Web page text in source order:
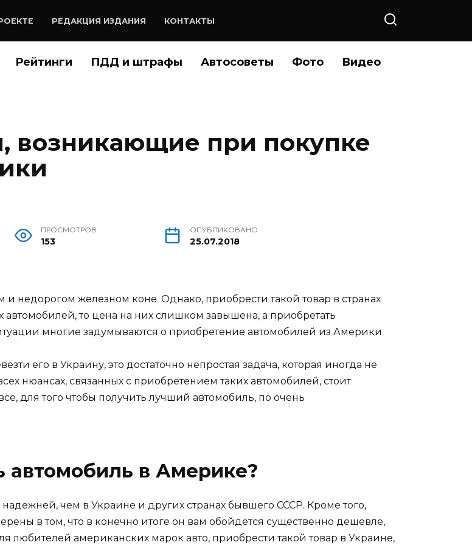
РЕДАКЦИЯ ИЗДАНИЯ КОНТАКТЫ
Рейтинги ПДД и штрафы Автосоветы Фото Видео
возникающие при покупке
ПРОСМОТРОВ
153
ОПУБЛИКОВАНО
25.07.2018
недорогом железном коне. Однако, приобрести такой товар в странах
автомобилей, то цена на них слишком завышена, а приобретать
многие задумываются о приобретение автомобилей из Америки.
его в Украину, это достаточно непростая задача, которая иногда не
нюансах, связанных с приобретением таких автомобилей, стоит
для того чтобы получить лучший автомобиль, по очень
автомобиль в Америке?
чем в Украине и других странах бывшего СССР. Кроме того,
в том, что в конечно итоге он вам обойдется существенно дешевле,
любителей американских марок авто, приобрести такой товар в Украине,